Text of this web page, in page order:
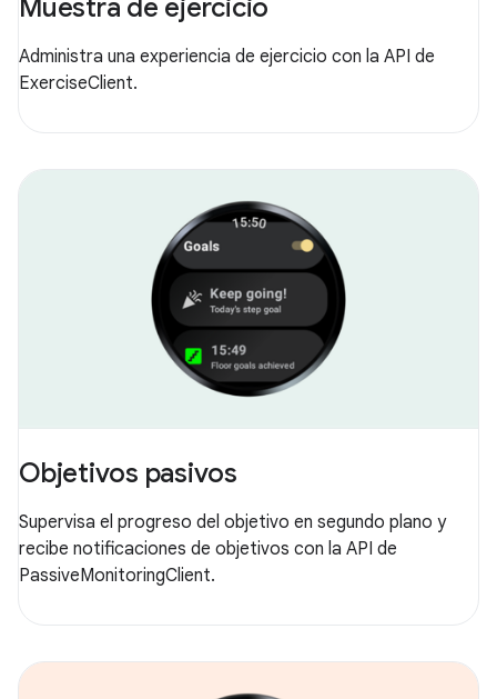
Muestra de ejercicio
Administra una experiencia de ejercicio con la API de
ExerciseClient.
Objetivos pasivos
Supervisa el progreso del objetivo en segundo plano y
recibe notificaciones de objetivos con la API de
PassiveMonitoringClient.